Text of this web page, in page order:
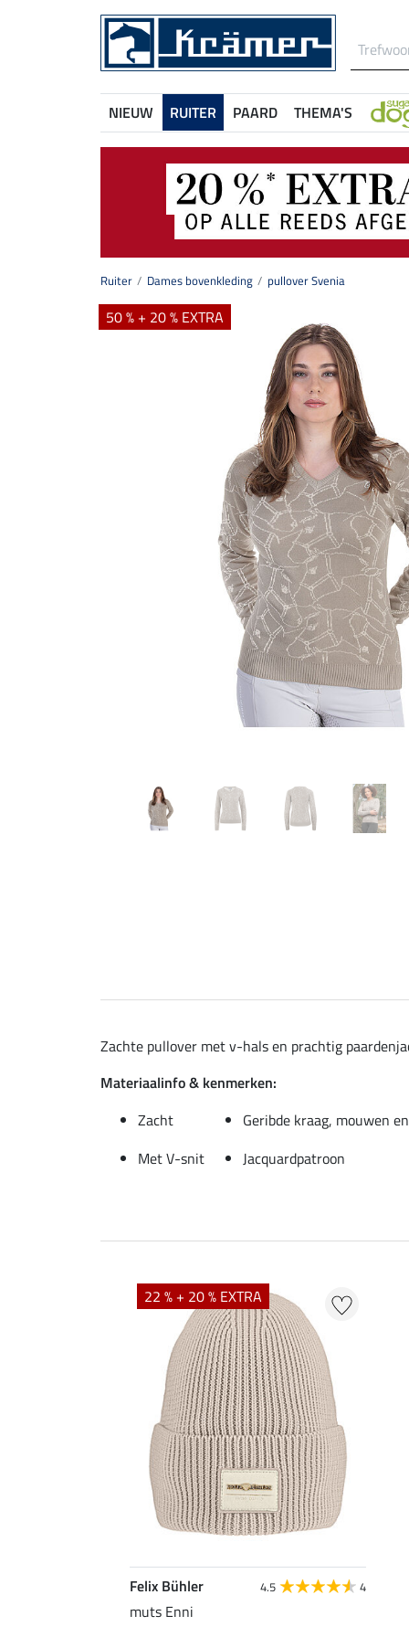
NIEUW RUITER PAARD THEMA'S
Ruiter Dames bovenkleding pullover Svenia
50 % + 20 % EXTRA
Zachte pullover met v-hals en prachtig
Materiaalinfo & kenmerken:
Zacht
Geribde kraag, mouwen
Met V-snit
Jacquardpatroon
22 % + 20 % EXTRA
Felix Bühler 4.5 4
muts Enni